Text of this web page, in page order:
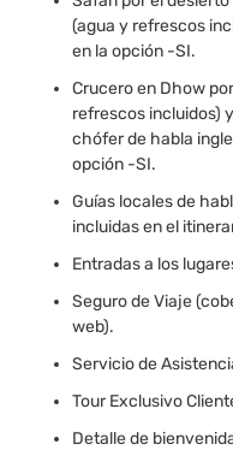
(agua y refrescos
en la opción -SI.
Crucero en Dhow
refrescos incluidos)
chófer de habla
opción -SI.
Guías locales de
incluidas en el
Entradas a los
Seguro de Viaje
web).
Servicio de
Tour Exclusivo
Detalle de